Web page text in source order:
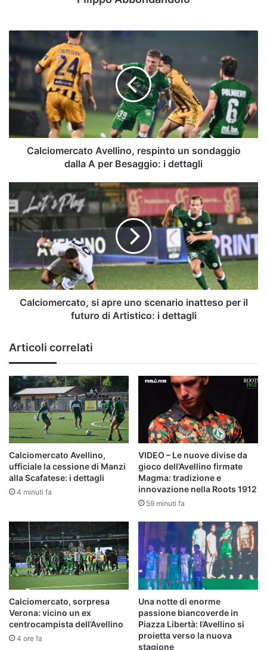
Avellino,
respinto
un
sondaggio
dalla
A
Besaggio:
Calciomercato Avellino, respinto un sondaggio
dalla A per Besaggio: i dettagli
si
apre
uno
scenario
inatteso
per
futuro
Calciomercato, si apre uno scenario inatteso per il
futuro di Artistico: i dettagli
Articoli correlati
Calciomercato Avellino,
ufficiale la cessione di Manzi
alla Scafatese: i dettagli
4 minuti fa
VIDEO – Le nuove divise da
gioco dell’Avellino firmate
Magma: tradizione e
innovazione nella Roots 1912
59 minuti fa
Calciomercato, sorpresa
Verona: vicino un ex
centrocampista dell’Avellino
4 ore fa
Una notte di enorme
passione biancoverde in
Piazza Libertà: l’Avellino si
proietta verso la nuova
stagione